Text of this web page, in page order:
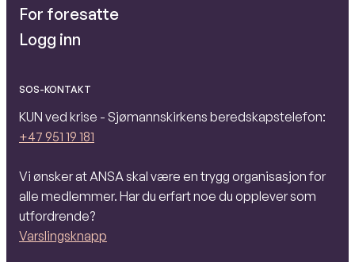
For foresatte
Logg inn
SOS-KONTAKT
KUN ved krise - Sjømannskirkens beredskapstelefon:
+47 951 19 181
Vi ønsker at ANSA skal være en trygg organisasjon for
alle medlemmer. Har du erfart noe du opplever som
utfordrende?
Varslingsknapp